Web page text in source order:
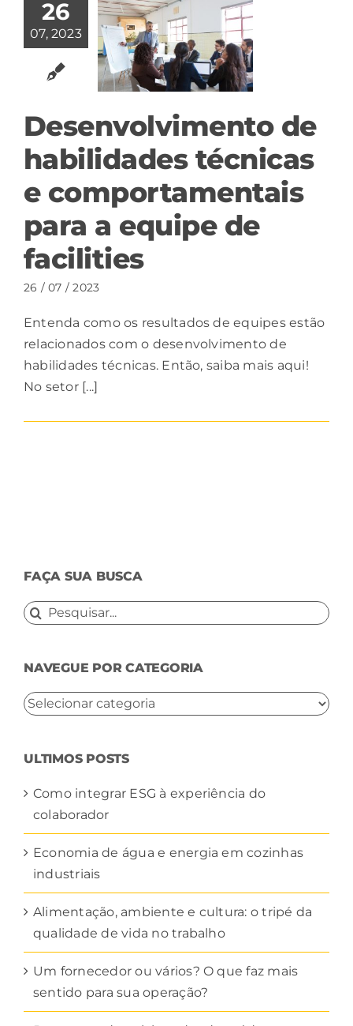
26
07, 2023
Desenvolvimento de
habilidades técnicas
e comportamentais
para a equipe de
facilities
26 / 07 / 2023
Entenda como os resultados de equipes estão
relacionados com o desenvolvimento de
habilidades técnicas. Então, saiba mais aqui!
No setor [...]
FAÇA SUA BUSCA
Buscar
NAVEGUE POR CATEGORIA
NAVEGUE
ULTIMOS POSTS
Como integrar ESG à experiência do
colaborador
Economia de água e energia em cozinhas
industriais
Alimentação, ambiente e cultura: o tripé da
qualidade de vida no trabalho
Um fornecedor ou vários? O que faz mais
sentido para sua operação?